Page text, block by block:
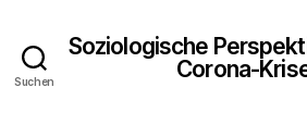
Suchen
Soziologische
Corona-